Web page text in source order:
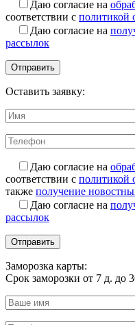
Даю согласие на
соответствии с политикой
Даю согласие на
рассылок
Оставить заявку:
Даю согласие на
соответствии с политикой
также получение
Даю согласие на
рассылок
Заморозка карты:
Срок заморозки от 7 д. до